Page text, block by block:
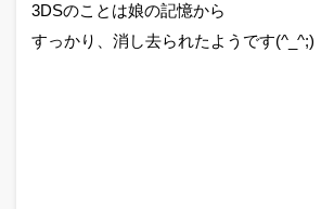
3DSのことは娘の記憶から
すっかり、消し去られたようです(^_^;)